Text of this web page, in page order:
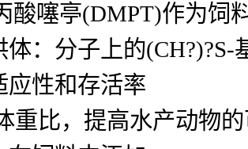
酸噻亭(DMPT)作为饲
体：分子上的
应性和存活率
重比，提高水产动物